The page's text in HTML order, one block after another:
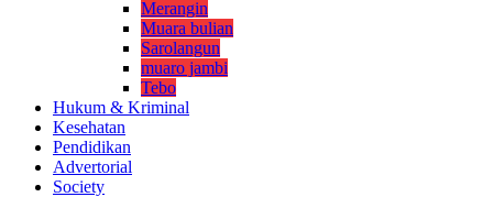
Merangin
Muara bulian
Sarolangun
muaro jambi
Tebo
Hukum & Kriminal
Kesehatan
Pendidikan
Advertorial
Society